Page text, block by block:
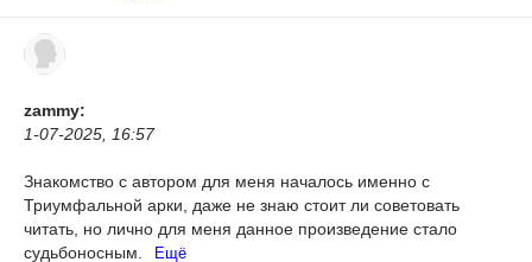
zammy:
1-07-2025, 16:57
Знакомство с автором для меня началось именно с
Триумфальной арки, даже не знаю стоит ли советовать
читать, но лично для меня данное произведение стало
судьбоносным.
Ещё